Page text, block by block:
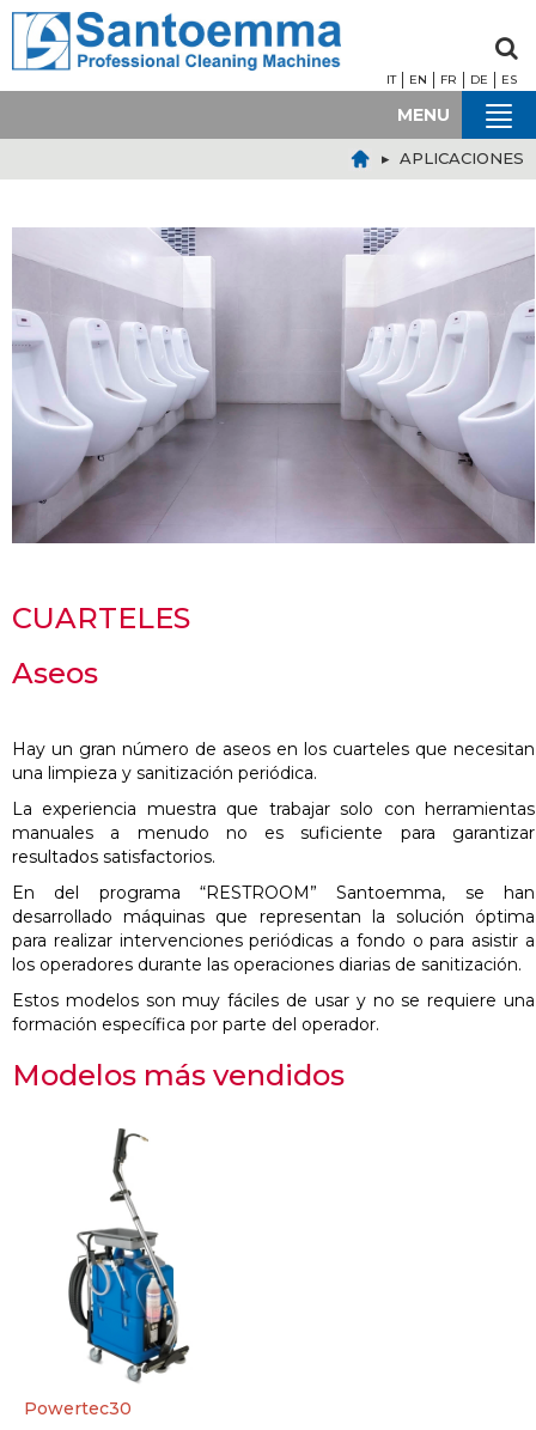
IT EN FR DE ES
MENU
▸ APLICACIONES
CUARTELES
Aseos
Hay un gran número de aseos en los cuarteles que necesitan
una limpieza y sanitización periódica.
La experiencia muestra que trabajar solo con herramientas
manuales a menudo no es suficiente para garantizar
resultados satisfactorios.
En del programa “RESTROOM” Santoemma, se han
desarrollado máquinas que representan la solución óptima
para realizar intervenciones periódicas a fondo o para asistir a
los operadores durante las operaciones diarias de sanitización.
Estos modelos son muy fáciles de usar y no se requiere una
formación específica por parte del operador.
Modelos más vendidos
Powertec30